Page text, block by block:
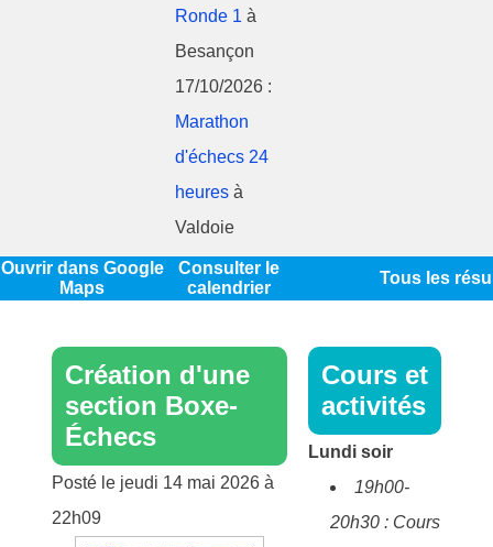
Ronde 1 à
Besançon
17/10/2026 :
Marathon
d'échecs 24
heures à
Valdoie
Ouvrir dans Google
Maps
Consulter le
calendrier
Tous les
Création d'une
section Boxe-
Échecs
Posté le jeudi 14 mai 2026 à
22h09
Cours et
activités
Lundi soir
19h00-
20h30 : Cours